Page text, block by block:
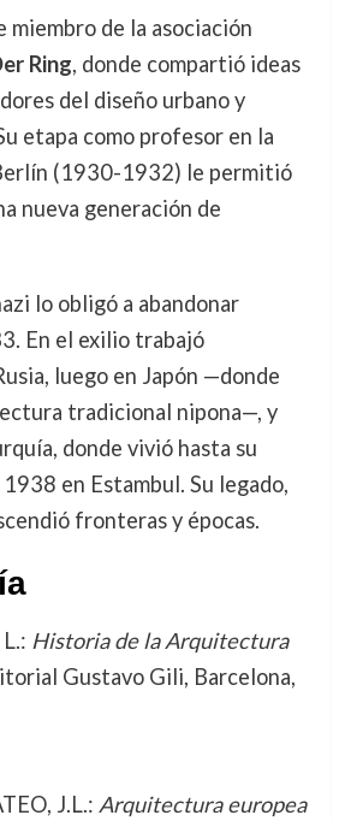
de la asociación
Ring, donde compartió ideas
del diseño urbano y
etapa como profesor en la
(1930-1932) le permitió
nueva generación de
lo obligó a abandonar
En el exilio trabajó
luego en Japón —donde
tradicional nipona—, y
donde vivió hasta su
en Estambul. Su legado,
fronteras y épocas.
Historia de la Arquitectura
Gustavo Gili, Barcelona,
J.L.: Arquitectura europea